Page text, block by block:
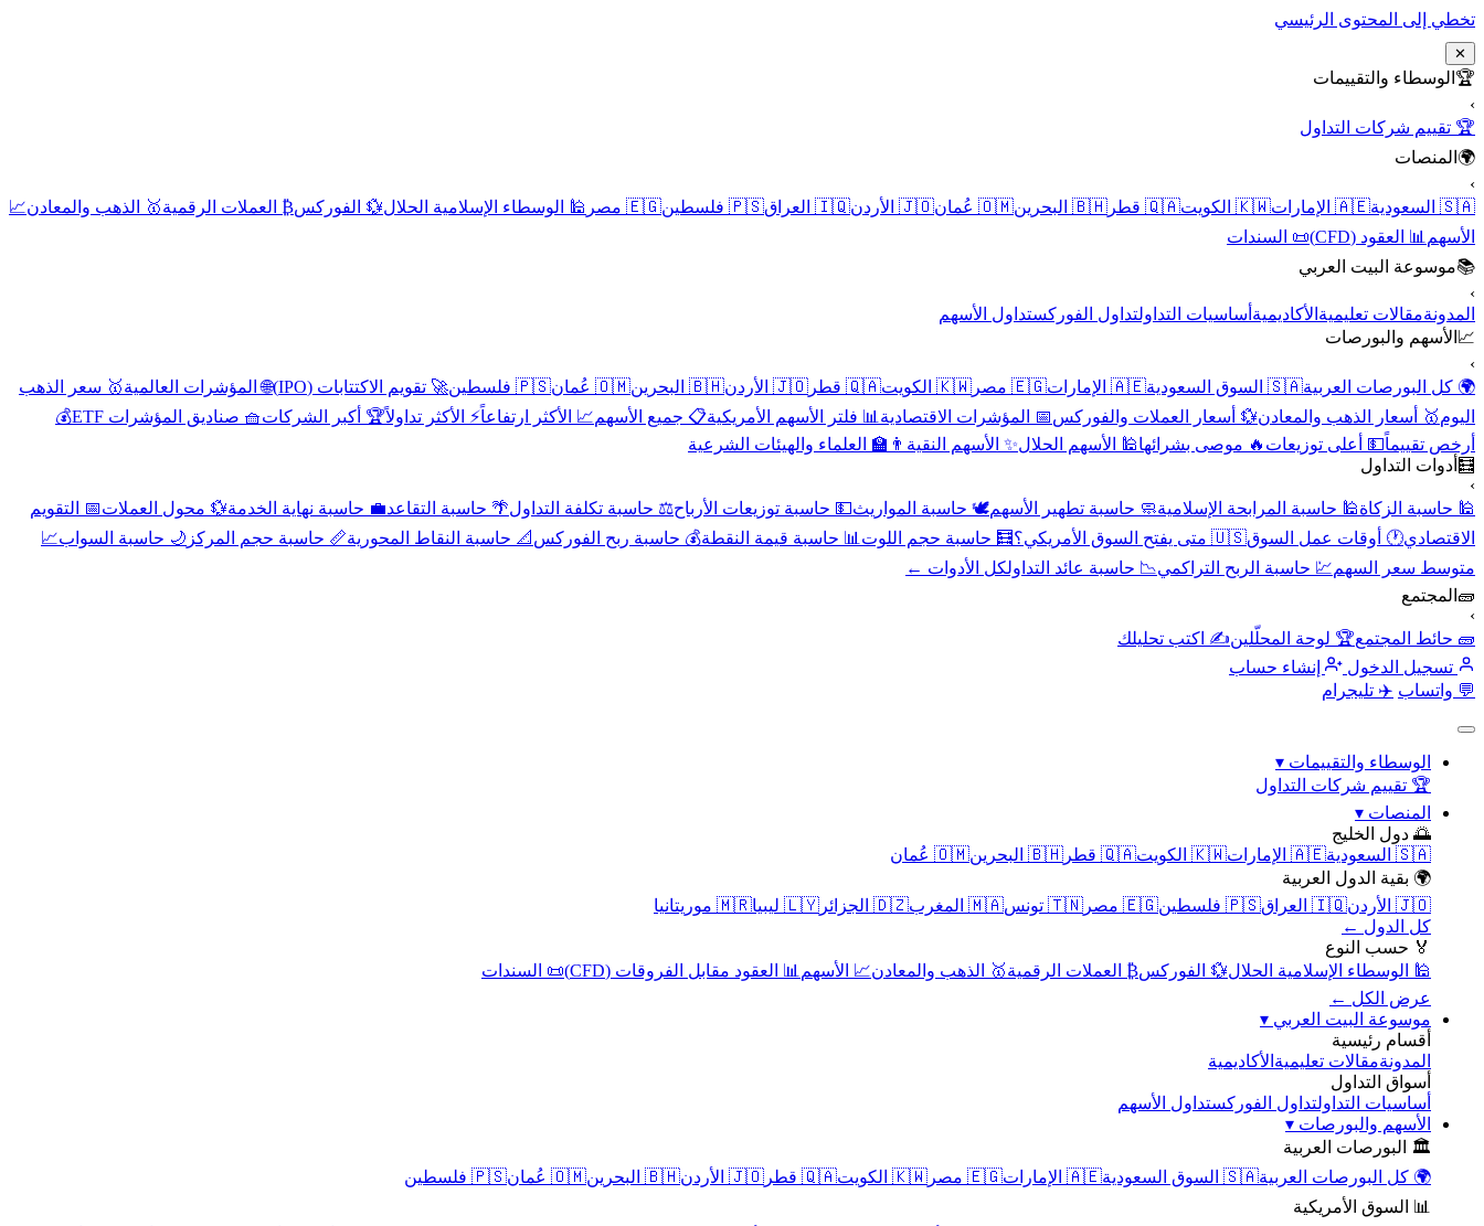
تخطي إلى المحتوى الرئيسي
✕
🏆 الوسطاء والتقييمات
›
🏆 تقييم شركات التداول
🌍 المنصات
›
🇸🇦 السعودية
🇦🇪 الإمارات 🇰🇼 الكويت 🇶🇦 قطر 🇧🇭 البحرين 🇴🇲 عُمان 🇯🇴 الأردن 🇮🇶 العراق 🇵🇸 فلسطين 🇪🇬 مصر 🕌 الوسطاء الإسلامية الحلال💱 الفوركس₿ العملات الرقمية🥇 الذهب والمعادن📈
الأسهم 📊 العقود (CFD)
📜 السندات
📚موسوعة البيت العربي
›
المدونةمقالات تعليمية الأكاديمية أساسيات التداولتداول الفوركستداول الأسهم
📈 الأسهم والبورصات
›
🌍 كل البورصات العربية🇸🇦 السوق السعودية 🇦🇪 الإمارات 🇪🇬 مصر 🇰🇼 الكويت 🇶🇦 قطر 🇯🇴 الأردن 🇧🇭 البحرين 🇴🇲 عُمان 🇵🇸 فلسطين 🚀 تقويم الاكتتابات (IPO) 🌐 المؤشرات العالمية🥇 سعر الذهب
اليوم🥇 أسعار الذهب والمعادن💱 أسعار العملات والفوركس📅 المؤشرات الاقتصادية 📊 فلتر الأسهم الأمريكية📋 جميع الأسهم📈 الأكثر ارتفاعاً⚡ الأكثر تداولاً🏆 أكبر الشركات🧺 صناديق المؤشرات ETF
💰
أرخص تقييماً💵 أعلى توزيعات 🔥 موصى بشرائها🕌 الأسهم الحلال✨ الأسهم النقية 👨‍🏫 العلماء والهيئات الشرعية
🧮 أدوات التداول
›
🕌 حاسبة الزكاة🕌 حاسبة المرابحة الإسلامية🧼 حاسبة تطهير الأسهم🕊️ حاسبة المواريث💵 حاسبة توزيعات الأرباح⚖️ حاسبة تكلفة التداول🌴 حاسبة التقاعد💼 حاسبة نهاية الخدمة💱 محول العملات📅 التقويم
الاقتصادي🕐 أوقات عمل السوق🇺🇸 متى يفتح السوق الأمريكي؟ 🧮 حاسبة حجم اللوت 📊 حاسبة قيمة النقطة💰 حاسبة ربح الفوركس 📐 حاسبة النقاط المحورية📏 حاسبة حجم المركز 🌙 حاسبة السواب📈
متوسط سعر السهم💹 حاسبة الربح التراكمي📉 حاسبة عائد التداولكل الأدوات ←
🧱 المجتمع
›
🧱 حائط المجتمع🏆 لوحة المحلّلين✍️ اكتب تحليلك
تسجيل الدخول
إنشاء حساب
💬 واتساب ✈️ تليجرام
الوسطاء والتقييمات ▾
🏆 تقييم شركات التداول
المنصات ▾
🌅 دول الخليج
🇸🇦 السعودية
🇦🇪 الإمارات 🇰🇼 الكويت 🇶🇦 قطر 🇧🇭 البحرين
🇴🇲 عُمان
🌍 بقية الدول العربية
🇯🇴 الأردن
🇮🇶 العراق 🇵🇸 فلسطين 🇪🇬 مصر 🇹🇳 تونس 🇲🇦 المغرب 🇩🇿 الجزائر 🇱🇾 ليبيا
🇲🇷 موريتانيا
كل الدول ←
🏅 حسب النوع
🕌 الوسطاء الإسلامية الحلال💱 الفوركس₿ العملات الرقمية🥇 الذهب والمعادن📈 الأسهم 📊 العقود مقابل الفروقات (CFD)
📜 السندات
عرض الكل ←
موسوعة البيت العربي ▾
أقسام رئيسية
المدونةمقالات تعليمية الأكاديمية
أسواق التداول
أساسيات التداولتداول الفوركستداول الأسهم
الأسهم والبورصات ▾
🏛️ البورصات العربية
🌍 كل البورصات العربية🇸🇦 السوق السعودية 🇦🇪 الإمارات 🇪🇬 مصر 🇰🇼 الكويت 🇶🇦 قطر 🇯🇴 الأردن 🇧🇭 البحرين 🇴🇲 عُمان
🇵🇸 فلسطين
📊 السوق الأمريكية